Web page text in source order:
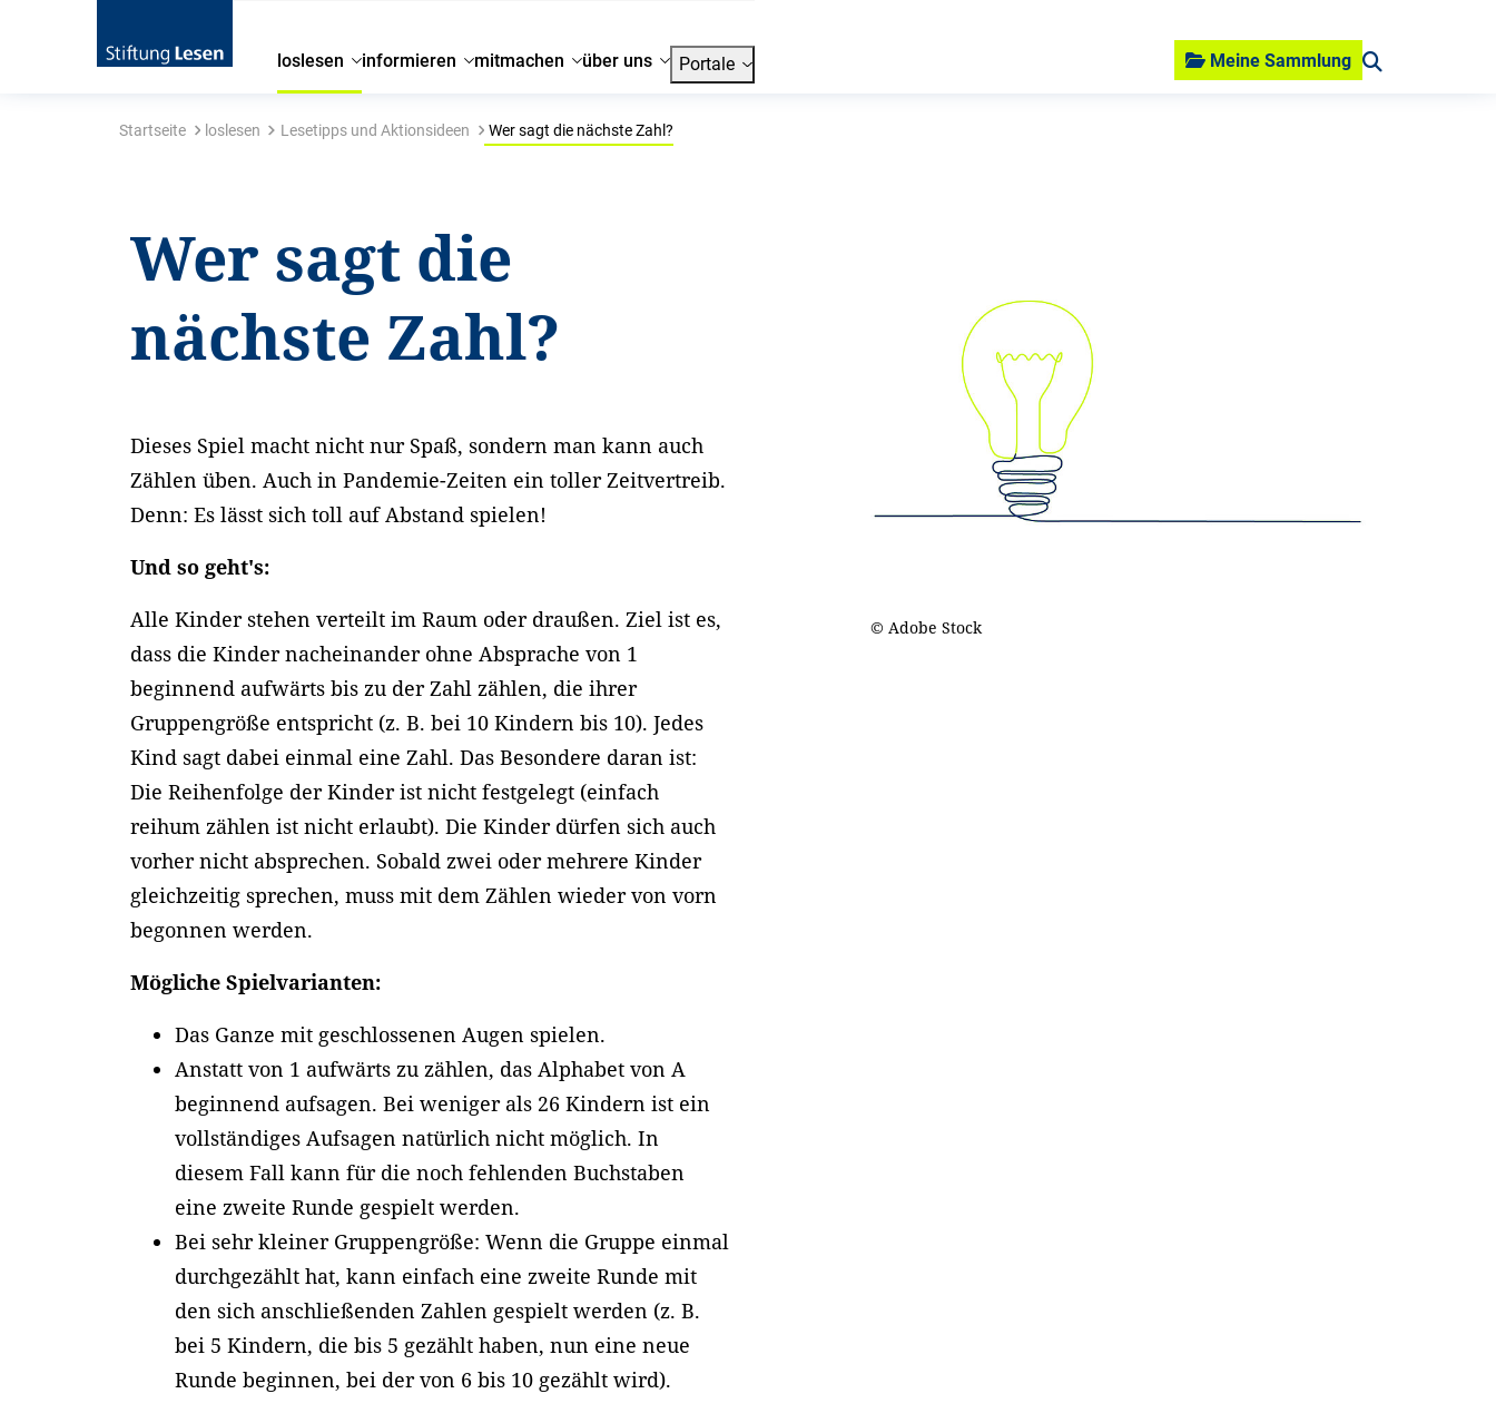
loslesen informieren mitmachen über uns Portale Meine Sammlung
Startseite loslesen Lesetipps und Aktionsideen Wer sagt die nächste Zahl?
Wer sagt die
nächste Zahl?
Dieses Spiel macht nicht nur Spaß, sondern man kann auch
Zählen üben. Auch in Pandemie-Zeiten ein toller Zeitvertreib.
Denn: Es lässt sich toll auf Abstand spielen!
Und so geht's:
Alle Kinder stehen verteilt im Raum oder draußen. Ziel ist es,
dass die Kinder nacheinander ohne Absprache von 1
beginnend aufwärts bis zu der Zahl zählen, die ihrer
Gruppengröße entspricht (z. B. bei 10 Kindern bis 10). Jedes
Kind sagt dabei einmal eine Zahl. Das Besondere daran ist:
Die Reihenfolge der Kinder ist nicht festgelegt (einfach
reihum zählen ist nicht erlaubt). Die Kinder dürfen sich auch
vorher nicht absprechen. Sobald zwei oder mehrere Kinder
gleichzeitig sprechen, muss mit dem Zählen wieder von vorn
begonnen werden.
Mögliche Spielvarianten:
Das Ganze mit geschlossenen Augen spielen.
Anstatt von 1 aufwärts zu zählen, das Alphabet von A
beginnend aufsagen. Bei weniger als 26 Kindern ist ein
vollständiges Aufsagen natürlich nicht möglich. In
diesem Fall kann für die noch fehlenden Buchstaben
eine zweite Runde gespielt werden.
Bei sehr kleiner Gruppengröße: Wenn die Gruppe einmal
durchgezählt hat, kann einfach eine zweite Runde mit
den sich anschließenden Zahlen gespielt werden (z. B.
bei 5 Kindern, die bis 5 gezählt haben, nun eine neue
Runde beginnen, bei der von 6 bis 10 gezählt wird).
© Adobe Stock